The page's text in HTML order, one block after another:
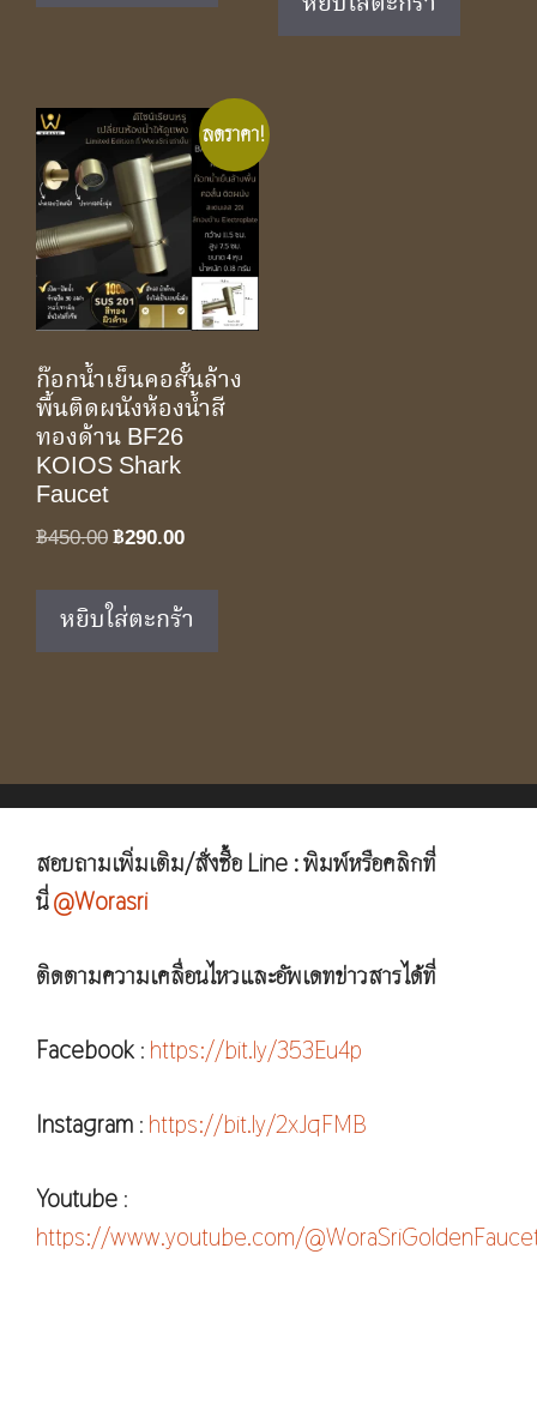
฿1,890.00.
ลดราคา!
ก๊อกน้ำเย็นคอสั้นล้าง
พื้นติดผนังห้องน้ำสี
ทองด้าน BF26
KOIOS Shark
Faucet
฿450.00Original
was:
฿450.00.
฿290.00Current
฿290.00.
หยิบใส่ตะกร้า
สอบถามเพิ่มเติม/สั่งซื้อ Line : พิมพ์หรือคลิกที่
นี่@Worasri
ติดตามความเคลื่อนไหวและอัพเดทข่าวสารได้ที่
Facebook : https://bit.ly/353Eu4p
Instagram : https://bit.ly/2xJqFMB
Youtube :
https://www.youtube.com/